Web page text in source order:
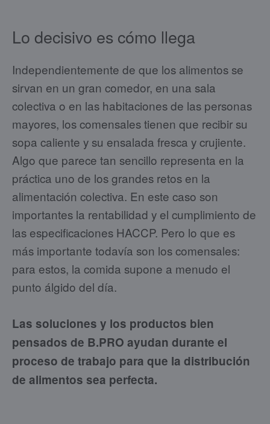
Lo decisivo es cómo llega
Independientemente de que los alimentos se
sirvan en un gran comedor, en una sala
colectiva o en las habitaciones de las personas
mayores, los comensales tienen que recibir su
sopa caliente y su ensalada fresca y crujiente.
Algo que parece tan sencillo representa en la
práctica uno de los grandes retos en la
alimentación colectiva. En este caso son
importantes la rentabilidad y el cumplimiento de
las especificaciones HACCP. Pero lo que es
más importante todavía son los comensales:
para estos, la comida supone a menudo el
punto álgido del día.
Las soluciones y los productos bien
pensados de B.PRO ayudan durante el
proceso de trabajo para que la distribución
de alimentos sea perfecta.